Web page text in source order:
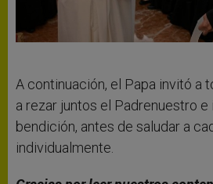
A continuación, el Papa invitó a
a rezar juntos el Padrenuestro e
bendición, antes de saludar a
individualmente.